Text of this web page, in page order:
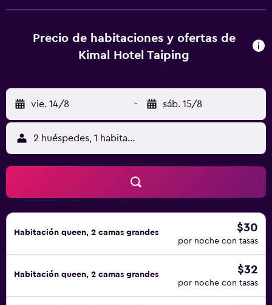
Precio de habitaciones y ofertas de
Kimal Hotel Taiping
vie. 14/8 - sáb. 15/8
2 huéspedes, 1 habitación
Habitación queen, 2 camas grandes $30
por noche con tasas
Habitación queen, 2 camas grandes $32
por noche con tasas